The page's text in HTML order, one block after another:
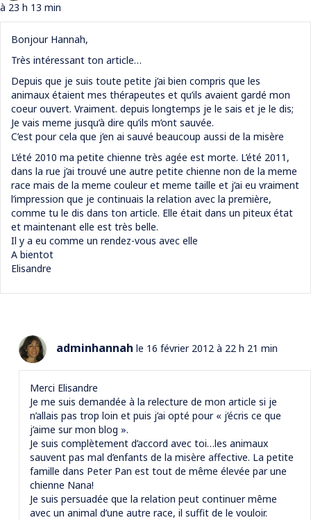
à 23 h 13 min
Bonjour Hannah,
Très intéressant ton article…
Depuis que je suis toute petite j’ai bien compris que les
animaux étaient mes thérapeutes et qu’ils avaient gardé mon
coeur ouvert. Vraiment. depuis longtemps je le sais et je le dis;
Je vais meme jusqu’à dire qu’ils m’ont sauvée.
C’est pour cela que j’en ai sauvé beaucoup aussi de la misère
L’été 2010 ma petite chienne très agée est morte. L’été 2011,
dans la rue j’ai trouvé une autre petite chienne non de la meme
race mais de la meme couleur et meme taille et j’ai eu vraiment
l’impression que je continuais la relation avec la première,
comme tu le dis dans ton article. Elle était dans un piteux état
et maintenant elle est très belle.
Il y a eu comme un rendez-vous avec elle
A bientot
Elisandre
adminhannah le 16 février 2012 à 22 h 21 min
Merci Elisandre
Je me suis demandée à la relecture de mon article si je
n’allais pas trop loin et puis j’ai opté pour « j’écris ce que
j’aime sur mon blog ».
Je suis complètement d’accord avec toi…les animaux
sauvent pas mal d’enfants de la misère affective. La petite
famille dans Peter Pan est tout de même élevée par une
chienne Nana!
Je suis persuadée que la relation peut continuer même
avec un animal d’une autre race, il suffit de le vouloir.